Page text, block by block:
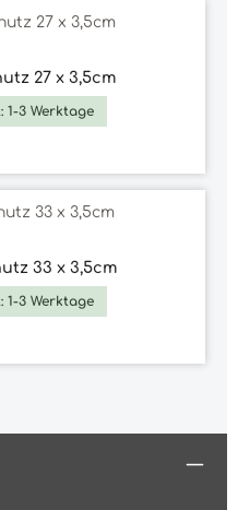
27 x 3,5cm
3 Werktage
33 x 3,5cm
3 Werktage